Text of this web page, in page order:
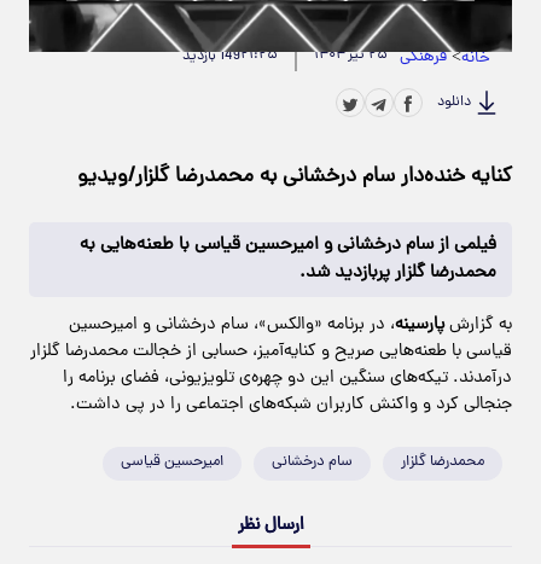
حجم ویدیو: 3.28M |مدت زمان ویدیو: 00:01:13
خانه>فرهنگی ۲۵ تیر ۱۴۰۴ ۲۱:۲۵149 بازدید
دانلود
کنایه خنده‌دار سام درخشانی به محمدرضا گلزار/ویدیو
فیلمی از سام درخشانی و امیرحسین قیاسی با طعنه‌هایی به
محمدرضا گلزار پربازدید شد.
به گزارشپارسینه، در برنامه «والکس»، سام درخشانی و امیرحسین
قیاسی با طعنه‌هایی صریح و کنایه‌آمیز، حسابی از خجالت محمدرضا گلزار
درآمدند. تیکه‌های سنگین این دو چهره‌ی تلویزیونی، فضای برنامه را
جنجالی کرد و واکنش کاربران شبکه‌های اجتماعی را در پی داشت.
محمدرضا گلزار سام درخشانی امیرحسین قیاسی
ارسال نظر